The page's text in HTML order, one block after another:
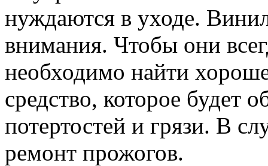
нуждаются в уходе.
внимания. Чтобы они
необходимо найти
средство, которое будет
потертостей и грязи. В
ремонт прожогов.